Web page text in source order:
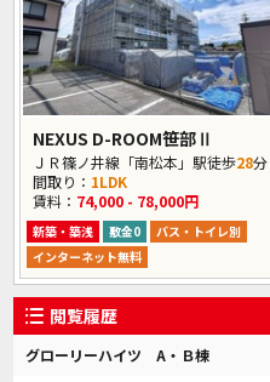
NEXUS D-ROOM笹部Ⅱ
ＪＲ篠ノ井線「南松本」駅徒歩28分
間取り： 1LDK
賃料： 74,000 - 78,000円
新築・築浅 敷金0
バス・トイレ別
インターネット無料
閲覧履歴
グローリーハイツ A・Ｂ棟